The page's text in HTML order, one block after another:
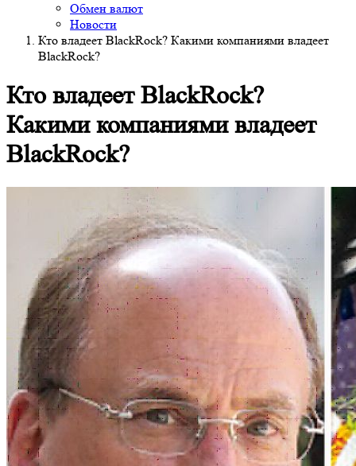
Обмен валют
Новости
Кто владеет BlackRock? Какими компаниями владеет
BlackRock?
Кто владеет BlackRock?
Какими компаниями владеет
BlackRock?